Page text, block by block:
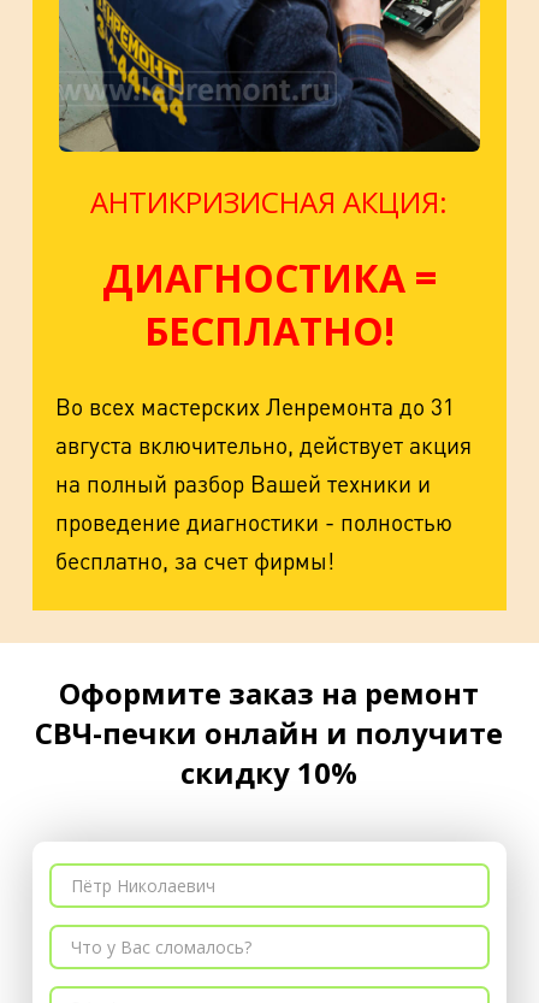
АНТИКРИЗИСНАЯ АКЦИЯ:
ДИАГНОСТИКА =
БЕСПЛАТНО!
Во всех мастерских Ленремонта до 31
августа включительно, действует акция
на полный разбор Вашей техники и
проведение диагностики - полностью
бесплатно, за счет фирмы!
Оформите заказ на ремонт
СВЧ-печки онлайн и получите
скидку 10%